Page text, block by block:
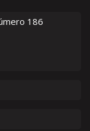
186